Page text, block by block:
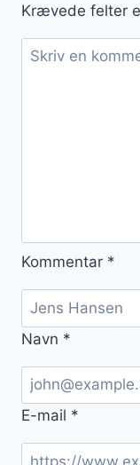
Krævede felter
Kommentar *
Navn *
E-mail *